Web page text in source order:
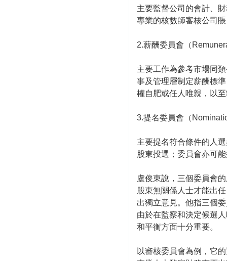
主要監督公司的會計、
專業的核數師審核公司
2.薪酬委員會（
主要工作為參考市場同
事及管理層制定薪酬標
權自肥或任人唯親，以
3.提名委員會（
主要提名符合條件的人
股東投選；委員會亦可
盧俊東說，三個委員會
股東無關係人士才能出
出獨立意見。他指三個
由於在監察和決定候選
和平衡方面十分重要。
以審核委員會為例，它